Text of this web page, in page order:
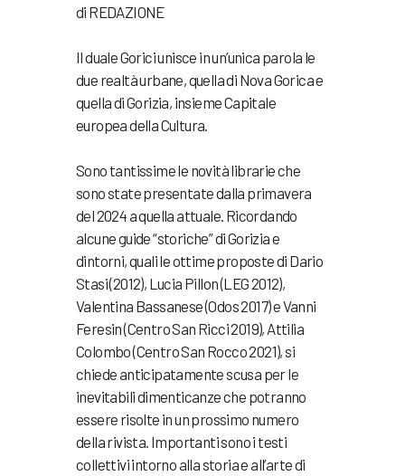
di REDAZIONE
Il duale Gorici unisce in un’unica parola le
due realtà urbane, quella di Nova Gorica e
quella di Gorizia, insieme Capitale
europea della Cultura.
Sono tantissime le novità librarie che
sono state presentate dalla primavera
del 2024 a quella attuale. Ricordando
alcune guide “storiche” di Gorizia e
dintorni, quali le ottime proposte di Dario
Stasi (2012), Lucia Pillon (LEG 2012),
Valentina Bassanese (Odos 2017) e Vanni
Feresin (Centro San Ricci 2019), Attilia
Colombo (Centro San Rocco 2021), si
chiede anticipatamente scusa per le
inevitabili dimenticanze che potranno
essere risolte in un prossimo numero
della rivista. Importanti sono i testi
collettivi intorno alla storia e all’arte di